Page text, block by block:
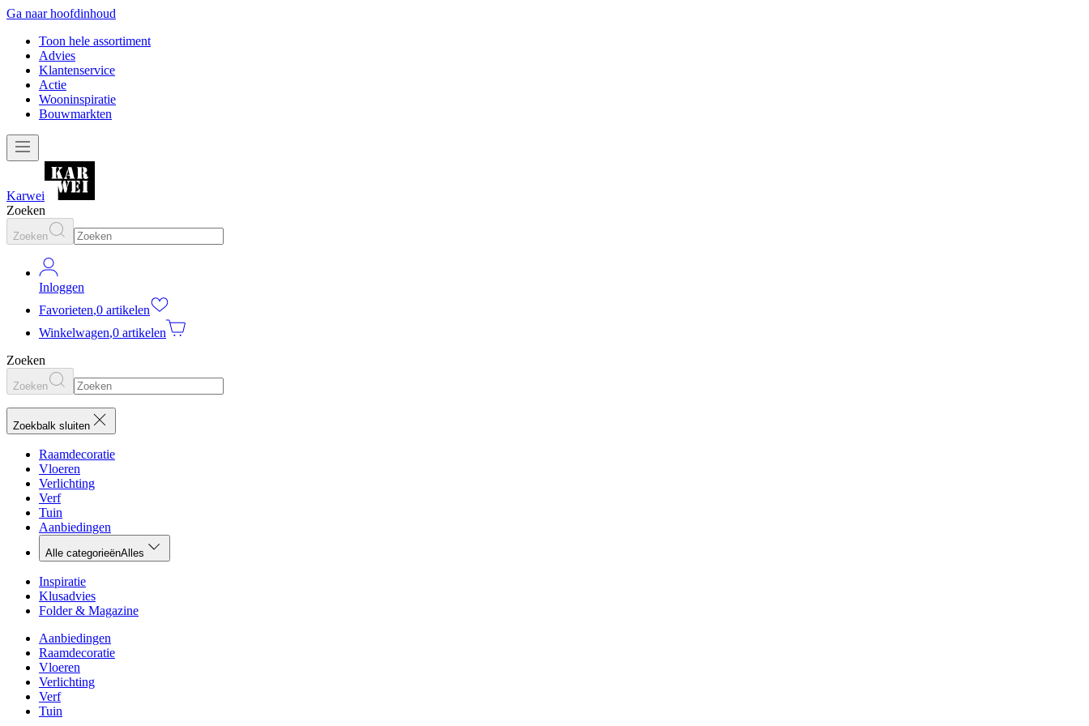
Ga naar hoofdinhoud
Toon hele assortiment
Advies
Klantenservice
Actie
Wooninspiratie
Bouwmarkten
Karwei
Zoeken
Zoeken
Inloggen
Favorieten,0 artikelen
Winkelwagen,0 artikelen
Zoeken
Zoeken
Zoekbalk sluiten
Raamdecoratie
Vloeren
Verlichting
Verf
Tuin
Aanbiedingen
Alle categorieënAlles
Inspiratie
Klusadvies
Folder & Magazine
Aanbiedingen
Raamdecoratie
Vloeren
Verlichting
Verf
Tuin